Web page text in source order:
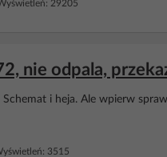
29205
nie odpala,
i heja. Ale wpierw
3515